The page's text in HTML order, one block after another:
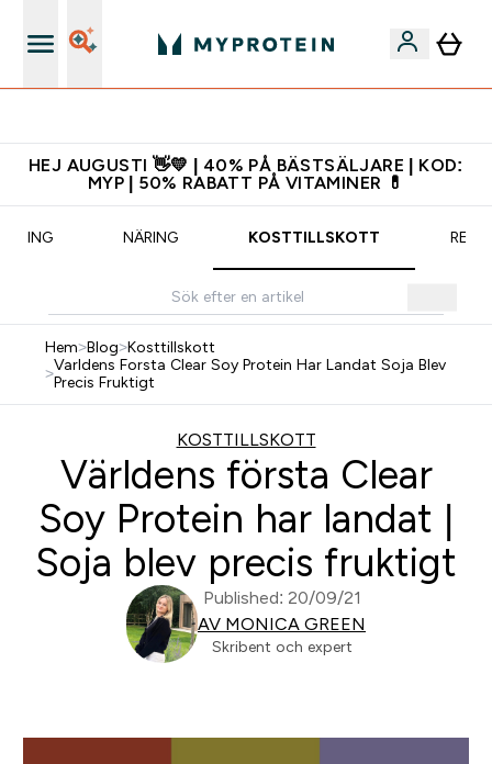
HEJ AUGUSTI 👋💛 | 40% PÅ BÄSTSÄLJARE | KOD:
MYP | 50% RABATT PÅ VITAMINER 💊
NÄRING KOSTTILLSKOTT
Hem>Blog>Kosttillskott
>Varldens Forsta Clear Soy Protein Har Landat Soja Blev
Precis Fruktigt
KOSTTILLSKOTT
Världens första Clear
Soy Protein har landat |
Soja blev precis fruktigt
Published: 20/09/21
AV MONICA GREEN
Skribent och expert